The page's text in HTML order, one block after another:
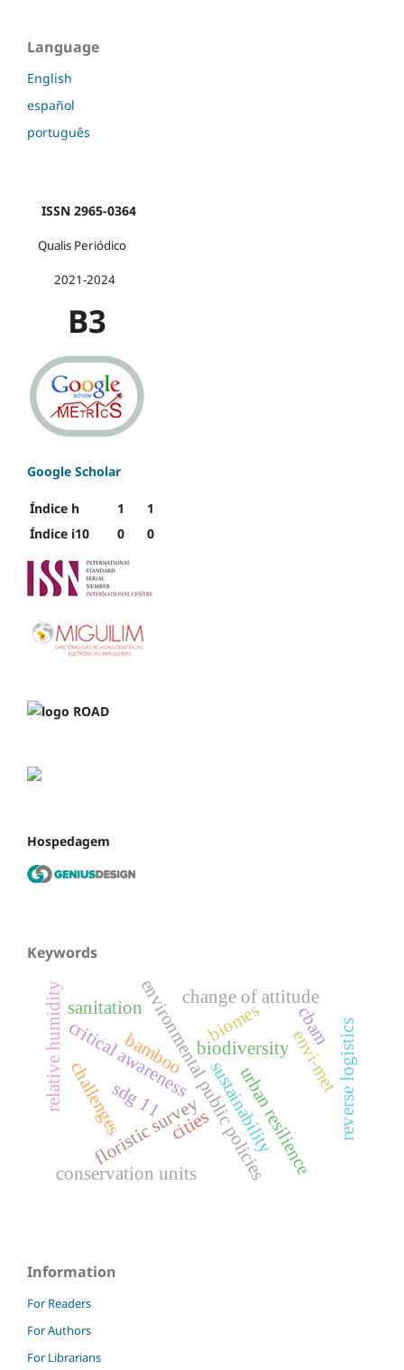
Language
English
español
português
ISSN 2965-0364
Qualis Periódico
2021-2024
B3
Google Scholar
Índice h 1
1
Índice i10
0 0
Hospedagem
Keywords
environmental public policies
biodiversity
biomes
floristic survey
conservation units
sustainability
challenges
critical awareness
urban resilience
sdg 11
relative humidity envi-met
change of attitude
cities reverse logistics
cbam
sanitation
bamboo
Information
For Readers
For Authors
For Librarians